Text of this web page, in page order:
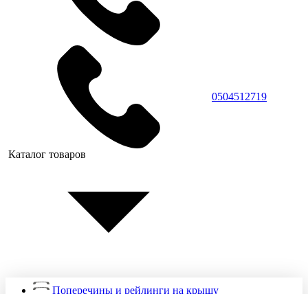
0504512719
Каталог товаров
Поперечины и рейлинги на крышу